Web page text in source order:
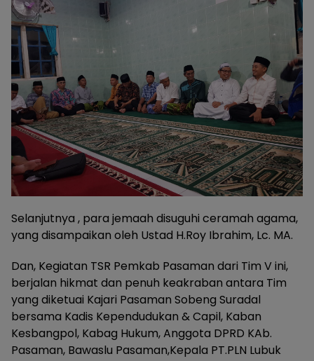
Selanjutnya , para jemaah disuguhi ceramah agama,
yang disampaikan oleh Ustad H.Roy Ibrahim, Lc. MA.
Dan, Kegiatan TSR Pemkab Pasaman dari Tim V ini,
berjalan hikmat dan penuh keakraban antara Tim
yang diketuai Kajari Pasaman Sobeng Suradal
bersama Kadis Kependudukan & Capil, Kaban
Kesbangpol, Kabag Hukum, Anggota DPRD KAb.
Pasaman, Bawaslu Pasaman,Kepala PT.PLN Lubuk